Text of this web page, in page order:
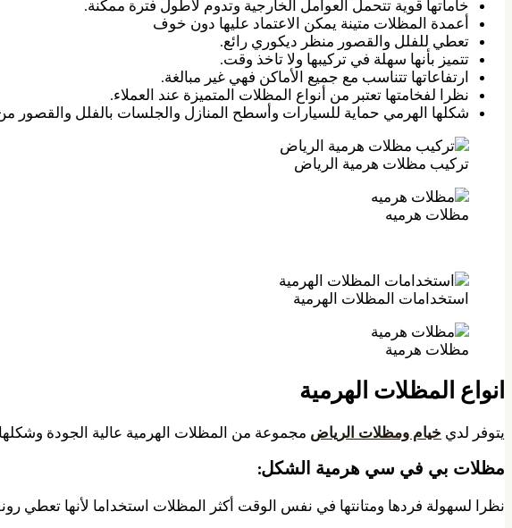
خاماتها قوية تتحمل العوامل الخارجية وتدوم لأطول فترة ممكنة.
أعمدة المظلات متينة يمكن الاعتماد عليها دون خوف
تعطي للفلل والقصور منظر ديكوري رائع.
تتميز بأنها سهلة في تركيبها ولا تاخذ وقت.
ارتفاعاتها تتناسب مع جميع الأماكن فهي غير مبالغة.
نظرا لفخامتها تعتبر من أنواع المظلات المتميزة عند العملاء.
شكلها الهرمي حماية للسيارات وأسطح المنازل والجلسات بالفلل والقصور
تركيب مظلات هرمية الرياض
مظلات هرميه
استخدامات المظلات الهرمية
مظلات هرمية
انواع المظلات الهرمية
يتوفر لدي خيام ومظلات الرياض مجموعة من المظلات الهرمية عالية الجودة
مظلات بي في سي هرمية الشكل:
نظرا لسهولة فردها ومتانتها في نفس الوقت أكثر المظلات استخداما لأنها تعطي